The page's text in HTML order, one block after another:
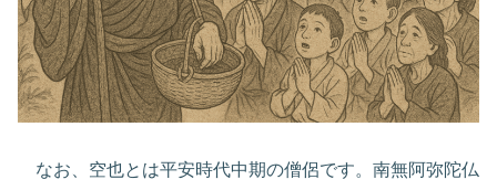
なお、空也とは平安時代中期の僧侶です。南無阿弥陀仏